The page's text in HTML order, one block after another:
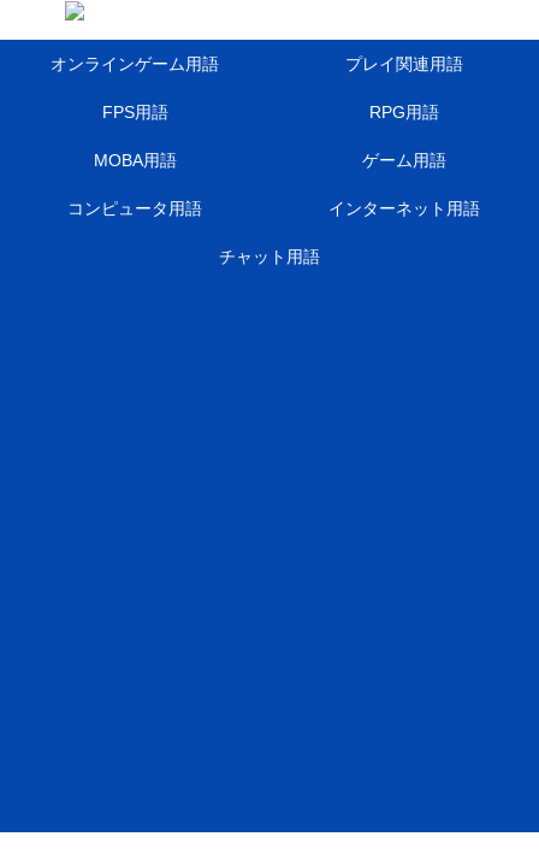
オンラインゲーム用語 プレイ関連用語
FPS用語 RPG用語
MOBA用語 ゲーム用語
コンピュータ用語 インターネット用語
チャット用語